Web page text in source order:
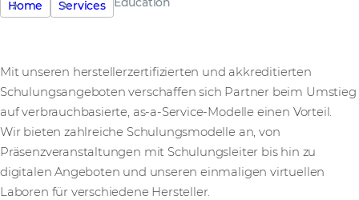
Home Services
Mit unseren herstellerzertifizierten und akkreditierten
Schulungsangeboten verschaffen sich Partner beim Umstieg
auf verbrauchbasierte, as-a-Service-Modelle einen Vorteil.
Wir bieten zahlreiche Schulungsmodelle an, von
Präsenzveranstaltungen mit Schulungsleiter bis hin zu
digitalen Angeboten und unseren einmaligen virtuellen
Laboren für verschiedene Hersteller.